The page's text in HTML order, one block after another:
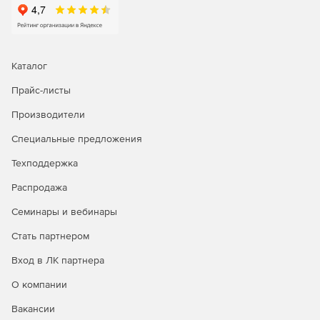
Операционная система Astra Linux Special Edition доступна
Редакция «ОРЕЛ» - обычный уровень защищенности.
Продукт является доступным техническим вариантом для
Каталог
Прайс-листы
Производители
Специальные предложения
Техподдержка
Распродажа
Семинары и вебинары
Стать партнером
Вход в ЛК партнера
О компании
Вакансии